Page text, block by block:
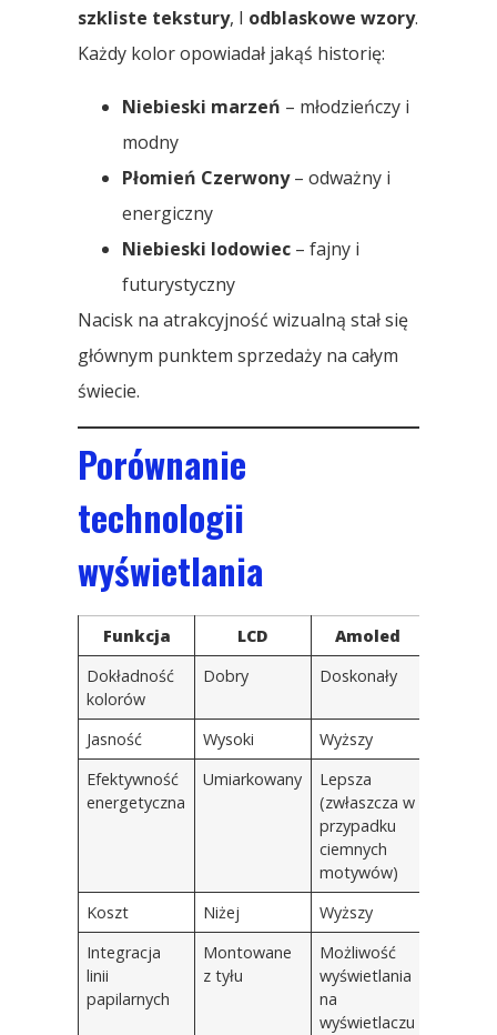
szkliste tekstury, I odblaskowe wzory.
Każdy kolor opowiadał jakąś historię:
Niebieski marzeń – młodzieńczy i
modny
Płomień Czerwony– odważny i
energiczny
Niebieski lodowiec – fajny i
futurystyczny
Nacisk na atrakcyjność wizualną stał się
głównym punktem sprzedaży na całym
świecie.
Porównanie
technologii
wyświetlania
Funkcja LCD
Amoled
Dokładność
kolorów
Dobry Doskonały
Jasność Wysoki
Wyższy
Efektywność
energetyczna
Umiarkowany
Lepsza
(zwłaszcza w
przypadku
ciemnych
motywów)
Koszt
Niżej
Wyższy
Integracja
linii
papilarnych
Montowane
z tyłu
Możliwość
wyświetlania
na
wyświetlaczu